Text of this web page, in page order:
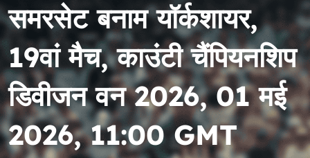
समरसेट बनाम यॉर्कशायर,
19वां मैच, काउंटी चैंपियनशिप
डिवीजन वन 2026, 01 मई
2026, 11:00 GMT